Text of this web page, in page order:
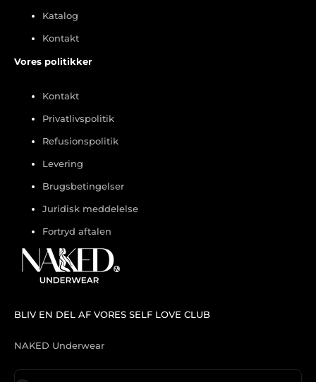
Katalog
Kontakt
Vores politikker
Kontakt
Privatlivspolitik
Refusionspolitik
Levering
Brugsbetingelser
Juridisk meddelelse
Fortryd aftalen
BLIV EN DEL AF VORES SELF LOVE CLUB
NAKED Underwear